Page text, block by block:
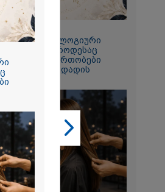
05-08-2026
ასტროლოგიური
– დღე, როდესაც
და ურთიერთობები
პლანზე გადადის